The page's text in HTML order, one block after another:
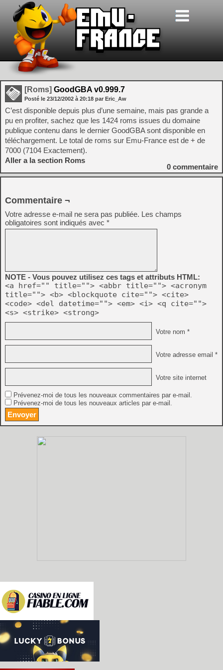
[Roms] GoodGBA v0.999.7
Posté le 23/12/2002 à 20:18 par Eric_Aw
C’est disponible depuis plus d’une semaine, mais pas grande a
pu en profiter, sachez que les 1424 roms issues du domaine
publique contenu dans le dernier GoodGBA sont disponible en
téléchargement. Le total de roms sur Emu-France est de + de
7000 (7104 Exactement).
Aller a la section Roms
0 commentaire
Commentaire ¬
Votre adresse e-mail ne sera pas publiée. Les champs
obligatoires sont indiqués avec *
NOTE - Vous pouvez utilisez ces tags et attributs HTML:
<a href="" title=""> <abbr title=""> <acronym
title=""> <b> <blockquote cite=""> <cite>
<code> <del datetime=""> <em> <i> <q cite="">
<s> <strike> <strong>
Votre nom *
Votre adresse email *
Votre site internet
Prévenez-moi de tous les nouveaux commentaires par e-mail.
Prévenez-moi de tous les nouveaux articles par e-mail.